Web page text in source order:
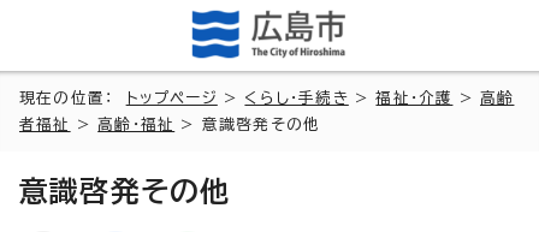
現在の位置： トップページ > くらし・手続き >福祉・介護 >高齢
者福祉
>高齢・福祉 > 意識啓発その他
意識啓発その他